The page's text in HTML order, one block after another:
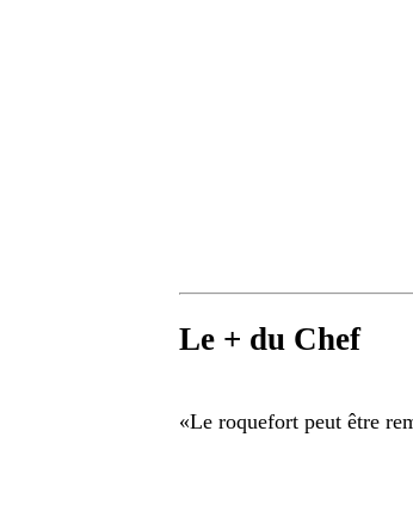
Le + du Chef
«Le roquefort peut être